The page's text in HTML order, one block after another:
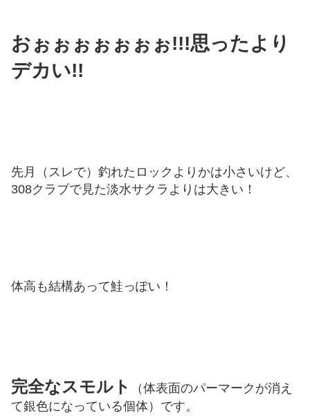
おぉぉぉぉぉぉぉ!!!思ったより
デカい!!
先月（スレで）釣れたロックよりかは小さいけど、
308クラブで見た淡水サクラよりは大きい！
体高も結構あって鮭っぽい！
完全なスモルト
（体表面のパーマークが消え
て銀色になっている個体）です。